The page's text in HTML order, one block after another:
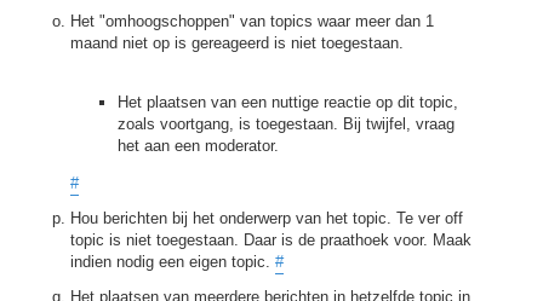
Het "omhoogschoppen" van topics waar meer dan 1
maand niet op is gereageerd is niet toegestaan.
Het plaatsen van een nuttige reactie op dit topic,
zoals voortgang, is toegestaan. Bij twijfel, vraag
het aan een moderator.
#
Hou berichten bij het onderwerp van het topic. Te ver off
topic is niet toegestaan. Daar is de praathoek voor. Maak
indien nodig een eigen topic. #
Het plaatsen van meerdere berichten in hetzelfde topic in